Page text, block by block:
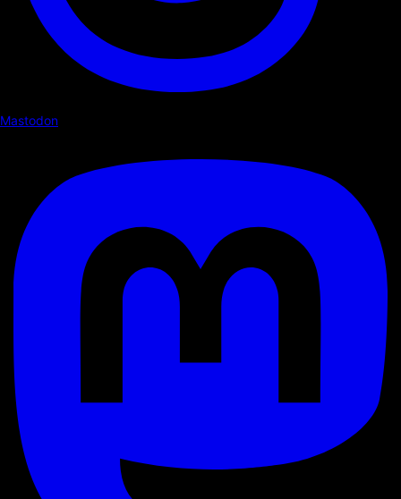
Mastodon